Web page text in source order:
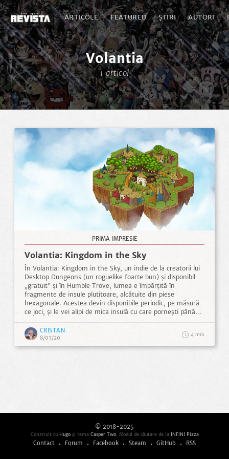
ARTICOLE FEATURED ȘTIRI AUTORI
Volantia
1 articol
PRIMA IMPRESIE
Volantia: Kingdom in the Sky
În Volantia: Kingdom in the Sky, un indie de la creatorii lui
Desktop Dungeons (un roguelike foarte bun) și disponibil
„gratuit” și în Humble Trove, lumea e împărțită în
fragmente de insule plutitoare, alcătuite din piese
hexagonale. Acestea devin disponibile periodic, pe măsură
ce joci, și le vei alipi de mica insulă cu care pornești până
va fi familiar imediat celor care au jucat Settlers — avem
clădiri de producție, care generează resurse, care sunt
preluate de un muncitor și duse la alte clădiri care au
CRISTAN
8/07/20
4
© 2018-2025
Construit cu Hugoşi tema Casper Two. Modul de căutare de la INFINI Pizza
Contact Forum Facebook Steam GitHub RSS